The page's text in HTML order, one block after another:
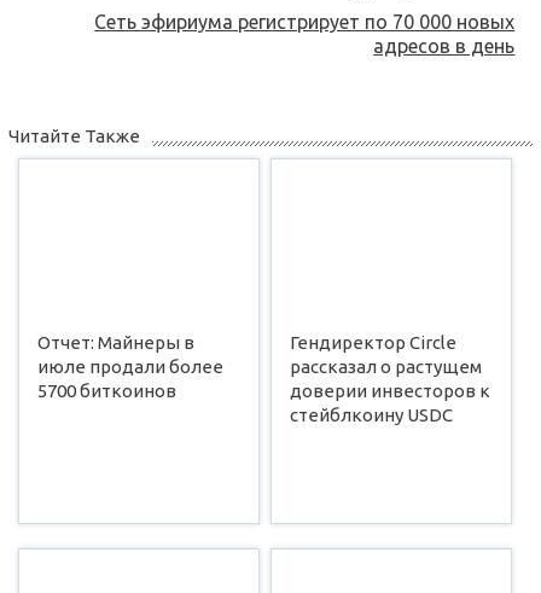
Сеть эфириума регистрирует по 70 000 новых
адресов в день
Читайте Также
Отчет: Майнеры в
июле продали более
5700 биткоинов
Гендиректор Circle
рассказал о растущем
доверии инвесторов к
стейблкоину USDC